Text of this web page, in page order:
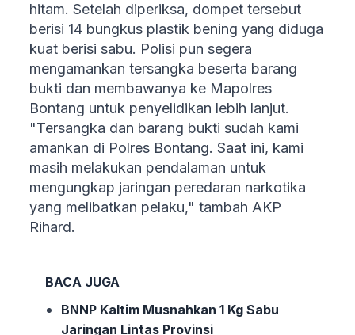
hitam. Setelah diperiksa, dompet tersebut
berisi 14 bungkus plastik bening yang diduga
kuat berisi sabu. Polisi pun segera
mengamankan tersangka beserta barang
bukti dan membawanya ke Mapolres
Bontang untuk penyelidikan lebih lanjut.
"Tersangka dan barang bukti sudah kami
amankan di Polres Bontang. Saat ini, kami
masih melakukan pendalaman untuk
mengungkap jaringan peredaran narkotika
yang melibatkan pelaku," tambah AKP
Rihard.
BACA JUGA
BNNP Kaltim Musnahkan 1 Kg Sabu
Jaringan Lintas Provinsi